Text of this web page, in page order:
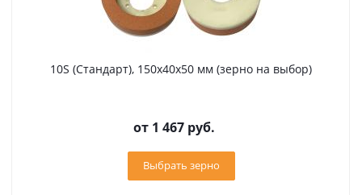
10S (Стандарт), 150х40х50 мм (зерно на выбор)
от 1 467 руб.
Выбрать зерно